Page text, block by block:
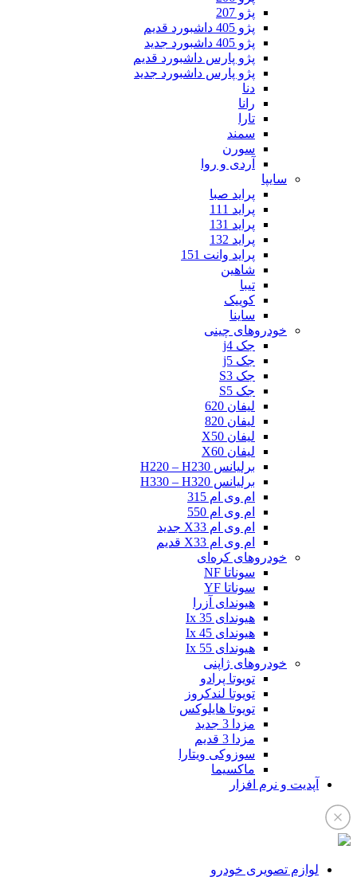
پژو 207
پژو 405 داشبورد قدیم
پژو 405 داشبورد جدید
پژو پارس داشبورد قدیم
پژو پارس داشبورد جدید
دنا
رانا
تارا
سمند
سورن
آردی و روا
سایپا
پراید صبا
پراید 111
پراید 131
پراید 132
پراید وانت 151
شاهین
تیبا
کوییک
ساینا
خودروهای چینی
جک j4
جک j5
جک S3
جک S5
لیفان 620
لیفان 820
لیفان X50
لیفان X60
برلیانس H220 – H230
برلیانس H330 – H320
ام وی ام 315
ام وی ام 550
ام وی ام X33 جدید
ام وی ام X33 قدیم
خودروهای کره‌ای
سوناتا NF
سوناتا YF
هیوندای آزرا
هیوندای Ix 35
هیوندای Ix 45
هیوندای Ix 55
خودروهای ژاپنی
تویوتا پرادو
تویوتا لندکروز
تویوتا هایلوکس
مزدا 3 جدید
مزدا 3 قدیم
سوزوکی ویتارا
ماکسیما
آپدیت و نرم افزار
لوازم تصویری خودرو